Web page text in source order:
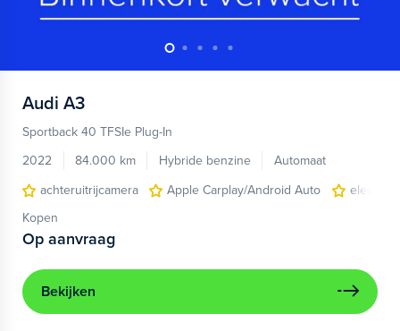
Audi A3
Sportback 40 TFSIe Plug-In
2022
84.000 km Hybride benzine
Automaat
achteruitrijcamera
Apple Carplay/Android Auto
Kopen
Op aanvraag
Bekijken